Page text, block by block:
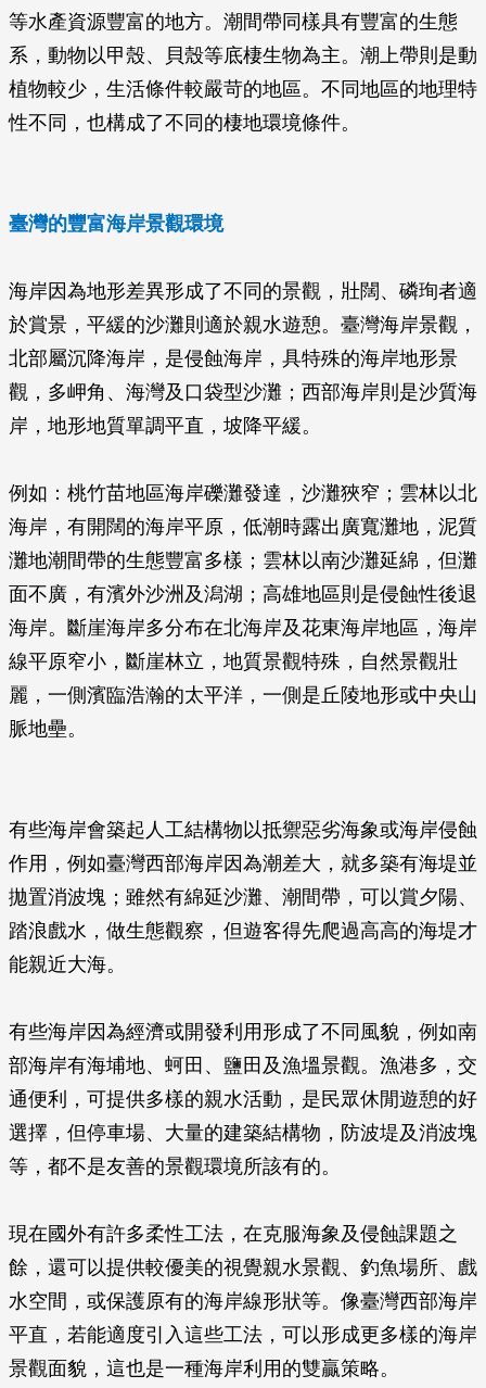
等水產資源豐富的地方。潮間帶同樣具有豐富的生態
系，動物以甲殼、貝殼等底棲生物為主。潮上帶則是動
植物較少，生活條件較嚴苛的地區。不同地區的地理特
性不同，也構成了不同的棲地環境條件。
臺灣的豐富海岸景觀環境
海岸因為地形差異形成了不同的景觀，壯闊、磷珣者適
於賞景，平緩的沙灘則適於親水遊憩。臺灣海岸景觀，
北部屬沉降海岸，是侵蝕海岸，具特殊的海岸地形景
觀，多岬角、海灣及口袋型沙灘；西部海岸則是沙質海
岸，地形地質單調平直，坡降平緩。
例如：桃竹苗地區海岸礫灘發達，沙灘狹窄；雲林以北
海岸，有開闊的海岸平原，低潮時露出廣寬灘地，泥質
灘地潮間帶的生態豐富多樣；雲林以南沙灘延綿，但灘
面不廣，有濱外沙洲及潟湖；高雄地區則是侵蝕性後退
海岸。斷崖海岸多分布在北海岸及花東海岸地區，海岸
線平原窄小，斷崖林立，地質景觀特殊，自然景觀壯
麗，一側濱臨浩瀚的太平洋，一側是丘陵地形或中央山
脈地壘。
有些海岸會築起人工結構物以抵禦惡劣海象或海岸侵蝕
作用，例如臺灣西部海岸因為潮差大，就多築有海堤並
拋置消波塊；雖然有綿延沙灘、潮間帶，可以賞夕陽、
踏浪戲水，做生態觀察，但遊客得先爬過高高的海堤才
能親近大海。
有些海岸因為經濟或開發利用形成了不同風貌，例如南
部海岸有海埔地、蚵田、鹽田及漁塭景觀。漁港多，交
通便利，可提供多樣的親水活動，是民眾休閒遊憩的好
選擇，但停車場、大量的建築結構物，防波堤及消波塊
等，都不是友善的景觀環境所該有的。
現在國外有許多柔性工法，在克服海象及侵蝕課題之
餘，還可以提供較優美的視覺親水景觀、釣魚場所、戲
水空間，或保護原有的海岸線形狀等。像臺灣西部海岸
平直，若能適度引入這些工法，可以形成更多樣的海岸
景觀面貌，這也是一種海岸利用的雙贏策略。